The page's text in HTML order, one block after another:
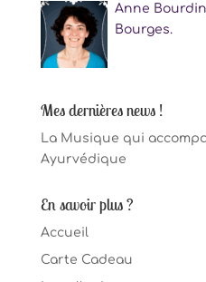
Anne
Bourges.
Mes dernières news !
La Musique qui
Ayurvédique
En savoir plus ?
Accueil
Carte Cadeau